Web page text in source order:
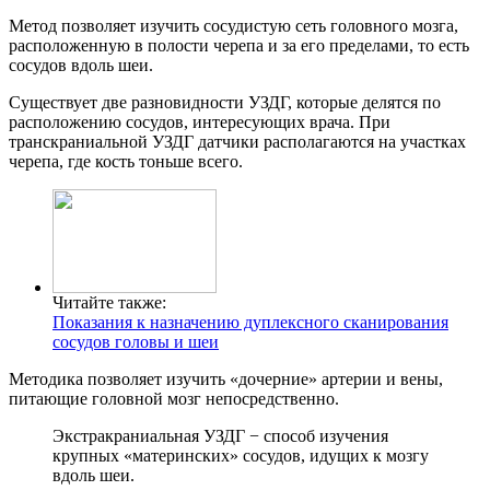
Метод позволяет изучить сосудистую сеть головного мозга,
расположенную в полости черепа и за его пределами, то есть
сосудов вдоль шеи.
Существует две разновидности УЗДГ, которые делятся по
расположению сосудов, интересующих врача. При
транскраниальной УЗДГ датчики располагаются на участках
черепа, где кость тоньше всего.
Читайте также:
Показания к назначению дуплексного сканирования
сосудов головы и шеи
Методика позволяет изучить «дочерние» артерии и вены,
питающие головной мозг непосредственно.
Экстракраниальная УЗДГ − способ изучения
крупных «материнских» сосудов, идущих к мозгу
вдоль шеи.